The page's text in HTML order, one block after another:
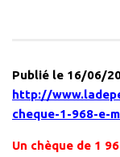
Publié le 16/06/
http://
cheque-1-968-e-
Un chèque de 1